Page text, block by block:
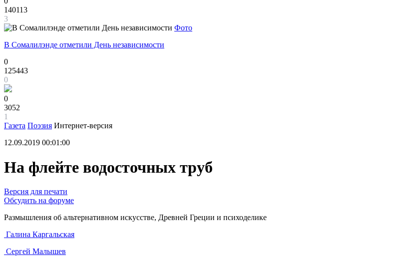
140113
3
Фото
В Сомалилэнде отметили День независимости
0
125443
0
0
3052
1
Газета Поэзия Интернет-версия
12.09.2019 00:01:00
На флейте водосточных труб
Версия для печати
Обсудить на форуме
Размышления об альтернативном искусстве, Древней Греции и психоделике
Галина Каргальская
Сергей Малышев